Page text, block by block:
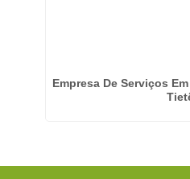
Empresa De Serviços